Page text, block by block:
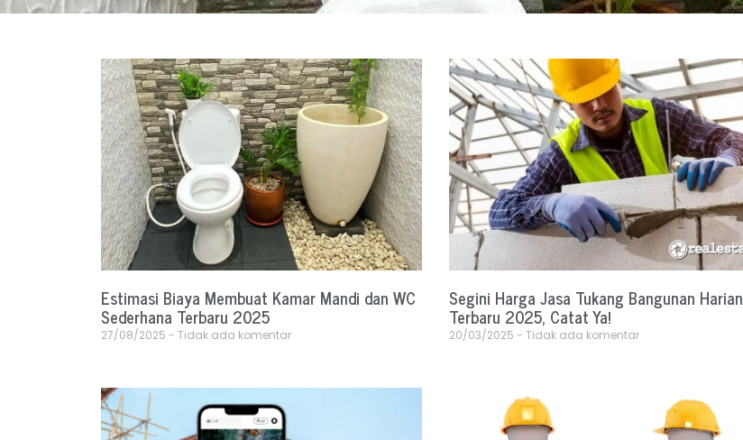
Estimasi Biaya Membuat Kamar Mandi dan WC
Sederhana Terbaru 2025
27/08/2025 Tidak ada komentar
Segini Harga Jasa Tukang Bangunan Harian
Terbaru 2025, Catat Ya!
20/03/2025 Tidak ada komentar